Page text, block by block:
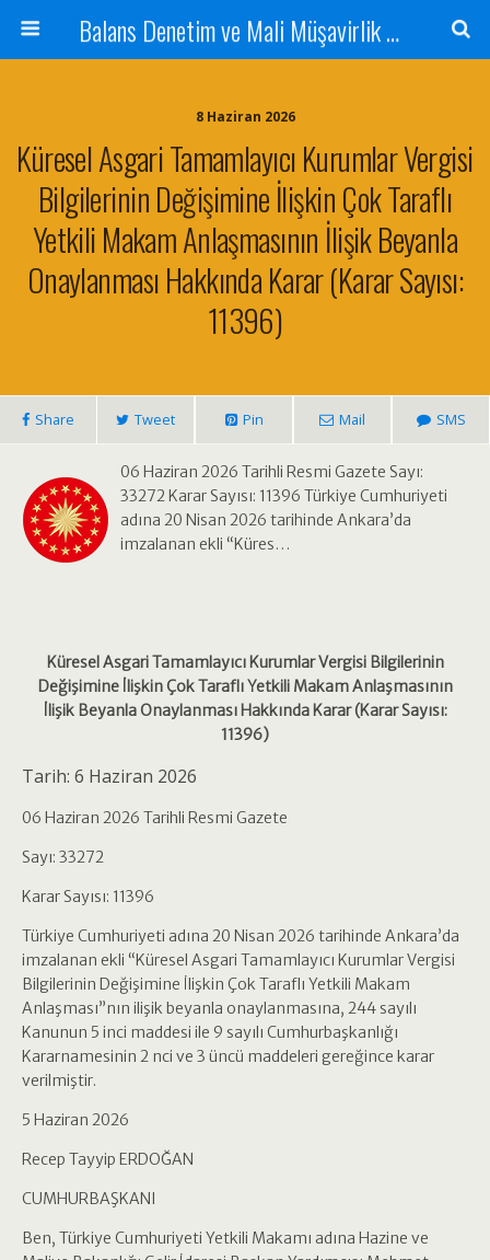
Balans Denetim ve Mali Müşavirlik Hizmetleri
8 Haziran 2026
Küresel Asgari Tamamlayıcı Kurumlar Vergisi
Bilgilerinin Değişimine İlişkin Çok Taraflı
Yetkili Makam Anlaşmasının İlişik Beyanla
Onaylanması Hakkında Karar (Karar Sayısı:
11396)
Share Tweet Pin Mail SMS
06 Haziran 2026 Tarihli Resmi Gazete Sayı:
33272 Karar Sayısı: 11396 Türkiye Cumhuriyeti
adına 20 Nisan 2026 tarihinde Ankara’da
imzalanan ekli “Küres…
Küresel Asgari Tamamlayıcı Kurumlar Vergisi Bilgilerinin
Değişimine İlişkin Çok Taraflı Yetkili Makam Anlaşmasının
İlişik Beyanla Onaylanması Hakkında Karar (Karar Sayısı:
11396)
Tarih: 6 Haziran 2026
06 Haziran 2026 Tarihli Resmi Gazete
Sayı: 33272
Karar Sayısı: 11396
Türkiye Cumhuriyeti adına 20 Nisan 2026 tarihinde Ankara’da
imzalanan ekli “Küresel Asgari Tamamlayıcı Kurumlar Vergisi
Bilgilerinin Değişimine İlişkin Çok Taraflı Yetkili Makam
Anlaşması”nın ilişik beyanla onaylanmasına, 244 sayılı
Kanunun 5 inci maddesi ile 9 sayılı Cumhurbaşkanlığı
Kararnamesinin 2 nci ve 3 üncü maddeleri gereğince karar
verilmiştir.
5 Haziran 2026
Recep Tayyip ERDOĞAN
CUMHURBAŞKANI
Ben, Türkiye Cumhuriyeti Yetkili Makamı adına Hazine ve